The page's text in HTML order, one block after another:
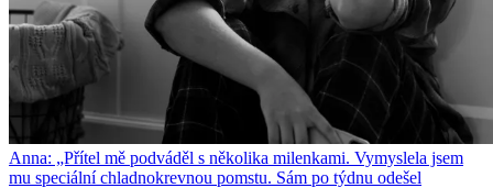
Anna: „Přítel mě podváděl s několika milenkami. Vymyslela jsem
mu speciální chladnokrevnou pomstu. Sám po týdnu odešel